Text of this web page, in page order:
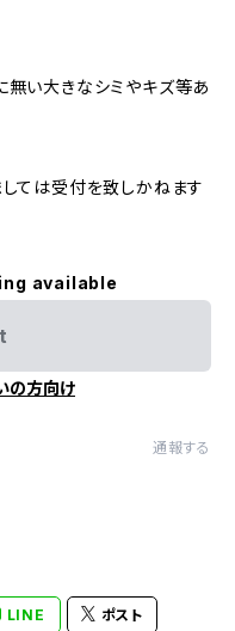
い大きなシミやキズ等あ
ては受付を致しかねます
available
の方向け
通報する
LINE ポスト